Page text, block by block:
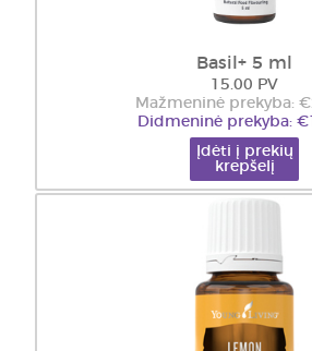
Basil+ 5 ml
15.00 PV
Mažmeninė prekyba:
Didmeninė prekyba:
Įdėti į prekių
krepšelį